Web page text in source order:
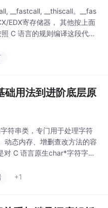
__fastcall, __thiscall。__fas
EDX寄存储器， 其他按上面
C 语言的规则编译这段代
一次性汇总讲透。形参表上，
用法到进阶底层原
符串类，专门用于处理字符
动态内存、增删查改方法的容
C 语言原生char*字符字符
较的痛点。[]运算符不检查越
+1